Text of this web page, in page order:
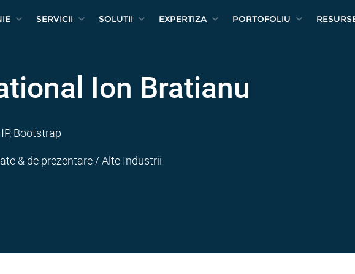
SERVICII SOLUTII EXPERTIZA PORTOFOLIU
Ion Bratianu
Bootstrap
& de prezentare / Alte Industrii